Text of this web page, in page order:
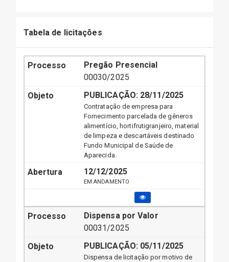
Tabela de licitações
Pregão Presencial
00030/2025
PUBLICAÇÃO: 28/11/2025
Contratação de empresa para
Fornecimento parcelada de gêneros
alimentício, hortifrutigranjeiro, material
de limpeza e descartáveis destinado
Fundo Municipal de Saúde de
Aparecida.
12/12/2025
EM ANDAMENTO
Dispensa por Valor
00031/2025
PUBLICAÇÃO: 05/11/2025
Dispensa de licitação por motivo de